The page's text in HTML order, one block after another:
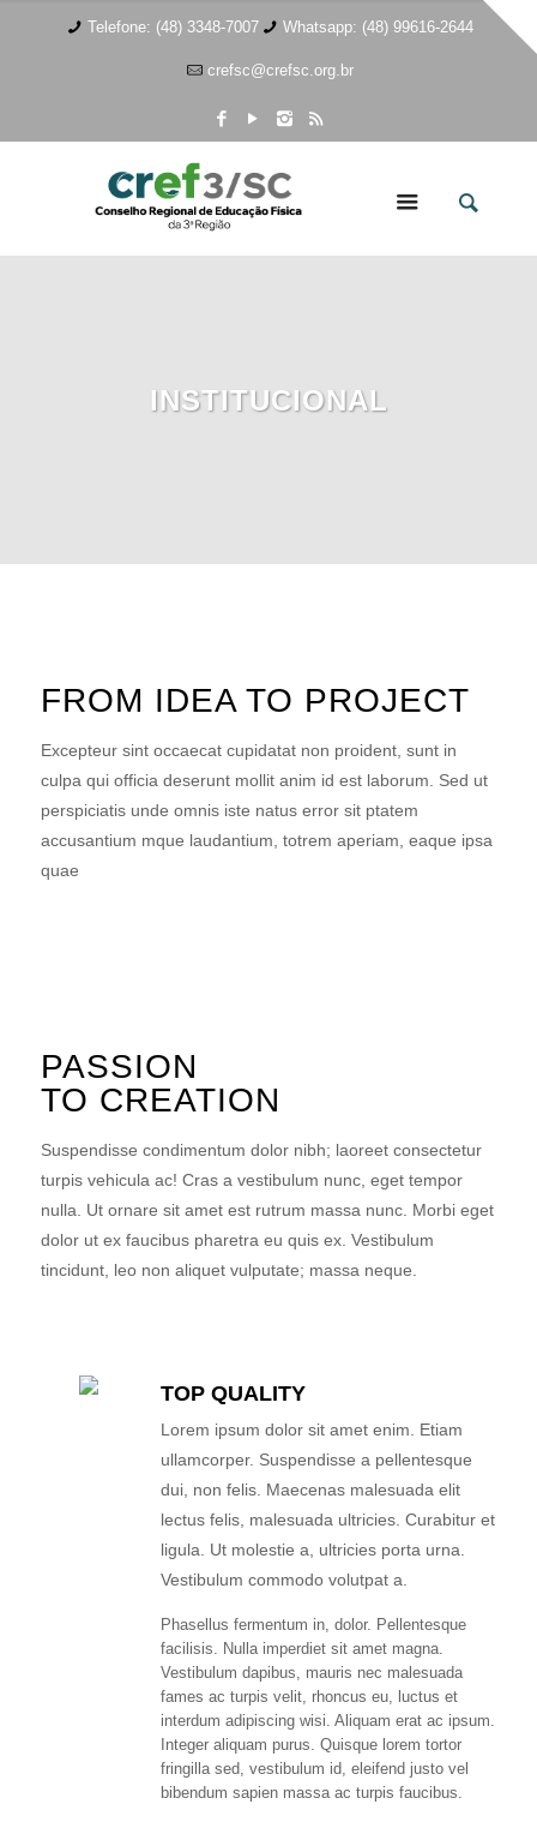
Telefone: (48) 3348-7007 Whatsapp: (48) 99616-2644
crefsc@crefsc.org.br
INSTITUCIONAL
FROM IDEA TO PROJECT
Excepteur sint occaecat cupidatat non proident, sunt in
culpa qui officia deserunt mollit anim id est laborum. Sed ut
perspiciatis unde omnis iste natus error sit ptatem
accusantium mque laudantium, totrem aperiam, eaque ipsa
quae
PASSION
TO CREATION
Suspendisse condimentum dolor nibh; laoreet consectetur
turpis vehicula ac! Cras a vestibulum nunc, eget tempor
nulla. Ut ornare sit amet est rutrum massa nunc. Morbi eget
dolor ut ex faucibus pharetra eu quis ex. Vestibulum
tincidunt, leo non aliquet vulputate; massa neque.
TOP QUALITY
Lorem ipsum dolor sit amet enim. Etiam
ullamcorper. Suspendisse a pellentesque
dui, non felis. Maecenas malesuada elit
lectus felis, malesuada ultricies. Curabitur et
ligula. Ut molestie a, ultricies porta urna.
Vestibulum commodo volutpat a.
Phasellus fermentum in, dolor. Pellentesque
facilisis. Nulla imperdiet sit amet magna.
Vestibulum dapibus, mauris nec malesuada
fames ac turpis velit, rhoncus eu, luctus et
interdum adipiscing wisi. Aliquam erat ac ipsum.
Integer aliquam purus. Quisque lorem tortor
fringilla sed, vestibulum id, eleifend justo vel
bibendum sapien massa ac turpis faucibus.